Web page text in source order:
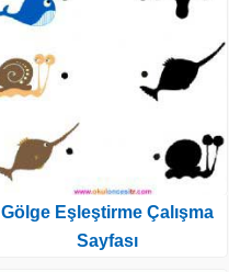
Gölge Eşleştirme Çalışma
Sayfası